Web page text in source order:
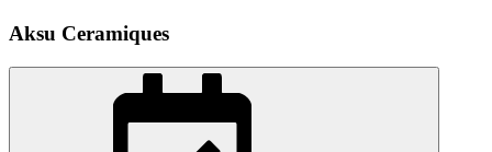
Aksu Ceramiques